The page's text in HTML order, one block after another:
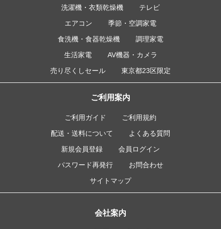
洗濯機・衣類乾燥機
テレビ
エアコン
季節・空調家電
食洗機・食器乾燥機
調理家電
生活家電
AV機器・カメラ
売り尽くしセール
東京都23区限定
ご利用案内
ご利用ガイド
ご利用規約
配送・送料について
よくある質問
新規会員登録
会員ログイン
パスワード再発行
お問合わせ
サイトマップ
会社案内